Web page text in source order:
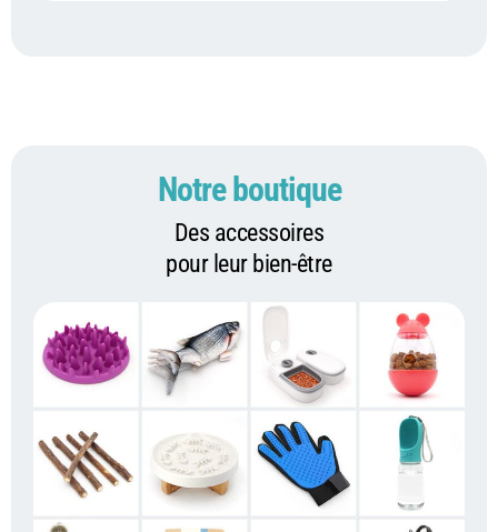
Notre boutique
Des accessoires
pour leur bien-être